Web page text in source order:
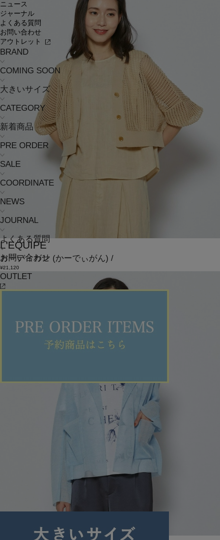
ニュース
ジャーナル
よくある質問
お問い合わせ
アウトレット
BRAND
COMING SOON
大きいサイズ
CATEGORY
新着商品
PRE ORDER
SALE
COORDINATE
NEWS
JOURNAL
よくある質問
お問い合わせ
OUTLET
L'EQUIPE
カーディガン (かーでぃがん) /
¥21,120